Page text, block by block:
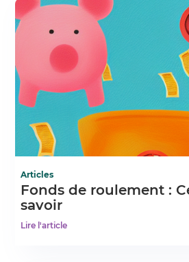
Articles
Fonds de roulement :
savoir
Lire l'article